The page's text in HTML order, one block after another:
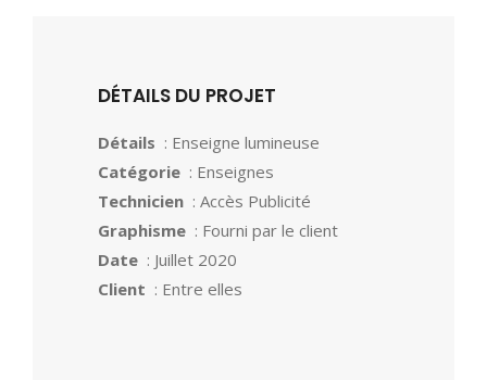
DÉTAILS DU PROJET
Détails : Enseigne lumineuse
Catégorie : Enseignes
Technicien : Accès Publicité
Graphisme : Fourni par le client
Date : Juillet 2020
Client : Entre elles